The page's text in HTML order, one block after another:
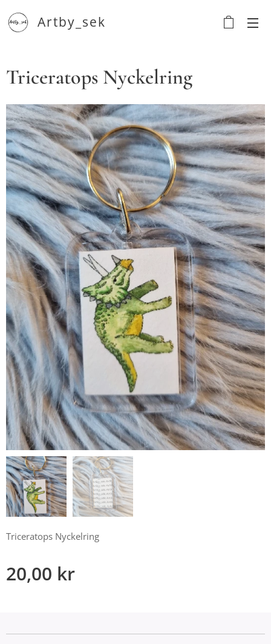
Artby_sek
Triceratops Nyckelring
Triceratops Nyckelring
20,00 kr